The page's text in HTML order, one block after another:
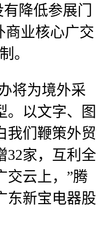
降低参展门
商业核心广交
。
将为境外采
。以文字、图
我们鞭策外贸
32家，互利全
云上，”腾
东新宝电器股